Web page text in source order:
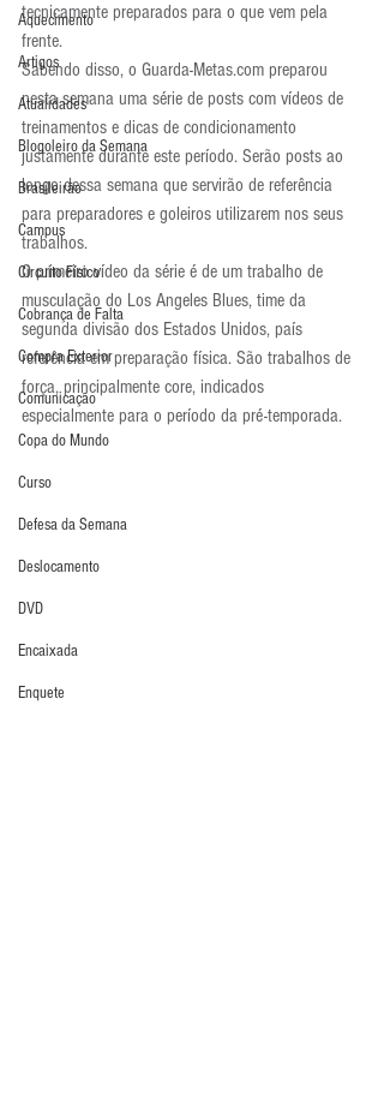
Aquecimento
Artigos
Atualidades
Blogoleiro da Semana
Brasileirão
Campus
Circuito Físico
Cobrança de Falta
Compra Exterior
Comunicação
Copa do Mundo
Curso
Defesa da Semana
Deslocamento
DVD
Encaixada
Enquete
tecnicamente preparados para o que vem pela
frente.
Sabendo disso, o Guarda-Metas.com preparou
nesta semana uma série de posts com vídeos de
treinamentos e dicas de condicionamento
justamente durante este período. Serão posts ao
longo dessa semana que servirão de referência
para preparadores e goleiros utilizarem nos seus
trabalhos.
O primeiro vídeo da série é de um trabalho de
musculação do Los Angeles Blues, time da
segunda divisão dos Estados Unidos, país
referência em preparação física. São trabalhos de
força, principalmente core, indicados
especialmente para o período da pré-temporada.